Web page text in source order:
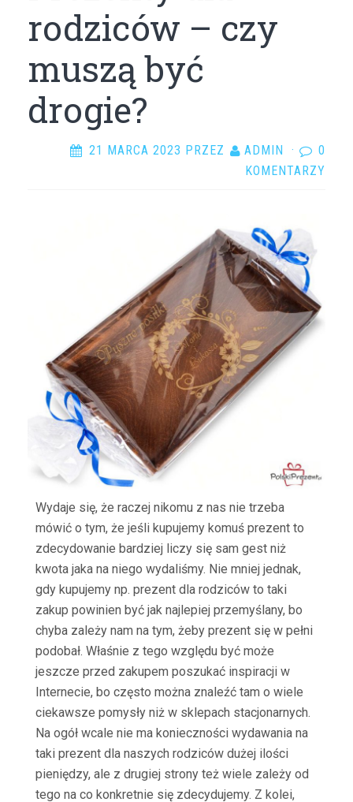
rodziców – czy
muszą być
drogie?
21 MARCA 2023 PRZEZ ADMIN ·
0
KOMENTARZY
Wydaje się, że raczej nikomu z nas nie trzeba
mówić o tym, że jeśli kupujemy komuś prezent to
zdecydowanie bardziej liczy się sam gest niż
kwota jaka na niego wydaliśmy. Nie mniej jednak,
gdy kupujemy np. prezent dla rodziców to taki
zakup powinien być jak najlepiej przemyślany, bo
chyba zależy nam na tym, żeby prezent się w pełni
podobał. Właśnie z tego względu być może
jeszcze przed zakupem poszukać inspiracji w
Internecie, bo często można znaleźć tam o wiele
ciekawsze pomysły niż w sklepach stacjonarnych.
Na ogół wcale nie ma konieczności wydawania na
taki prezent dla naszych rodziców dużej ilości
pieniędzy, ale z drugiej strony też wiele zależy od
tego na co konkretnie się zdecydujemy. Z kolei,